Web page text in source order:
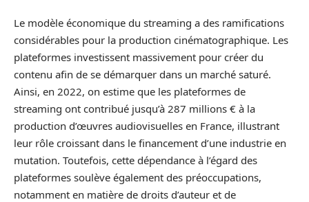
Le modèle économique du streaming a des ramifications
considérables pour la production cinématographique. Les
plateformes investissent massivement pour créer du
contenu afin de se démarquer dans un marché saturé.
Ainsi, en 2022, on estime que les plateformes de
streaming ont contribué jusqu’à 287 millions € à la
production d’œuvres audiovisuelles en France, illustrant
leur rôle croissant dans le financement d’une industrie en
mutation. Toutefois, cette dépendance à l’égard des
plateformes soulève également des préoccupations,
notamment en matière de droits d’auteur et de